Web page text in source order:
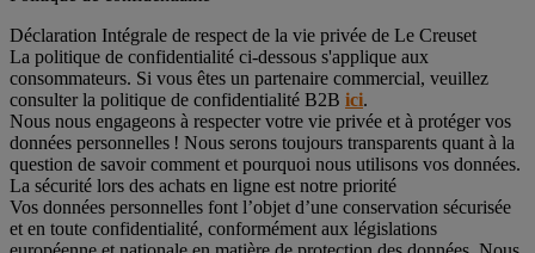
Déclaration Intégrale de respect de la vie privée de Le Creuset
La politique de confidentialité ci-dessous s'applique aux
consommateurs. Si vous êtes un partenaire commercial, veuillez
consulter la politique de confidentialité B2B ici.
Nous nous engageons à respecter votre vie privée et à protéger vos
données personnelles ! Nous serons toujours transparents quant à la
question de savoir comment et pourquoi nous utilisons vos données.
La sécurité lors des achats en ligne est notre priorité
Vos données personnelles font l’objet d’une conservation sécurisée
et en toute confidentialité, conformément aux législations